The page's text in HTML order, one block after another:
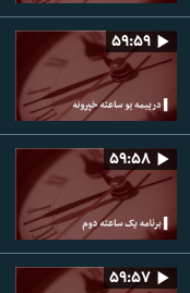
۵۹:۵۹
۵۹:۵۸
۵۹:۵۷